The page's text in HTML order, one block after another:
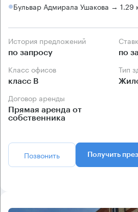
Бульвар Адмирала Ушакова → 1.29
История предложений
по запросу по
Класс офисов
класс B
Тип
Договор аренды
Прямая аренда от
собственника
Позвонить Получить